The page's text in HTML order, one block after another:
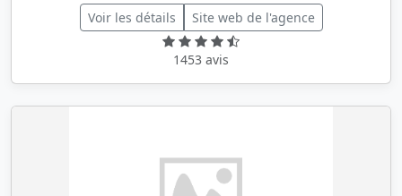
Voir les détails Site web de l'agence
1453 avis